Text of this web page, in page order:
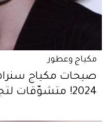
مكياج وعطور
صيحات مكياج
2024! متشوّقات لتجربتها